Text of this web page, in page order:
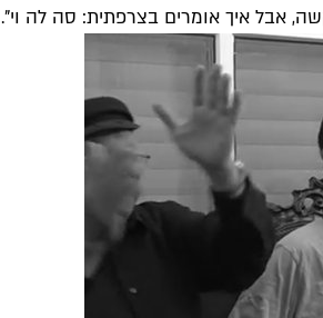
אבל איך אומרים בצרפתית: סה לה וי".